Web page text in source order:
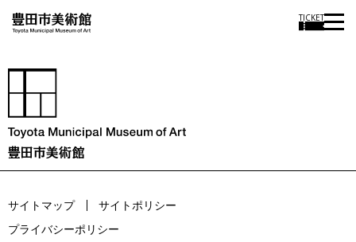
TICKET
サイトマップ
サイトポリシー
プライバシーポリシー